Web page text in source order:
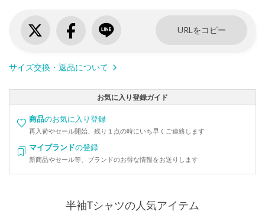
URLをコピー
サイズ交換・返品について
お気に入り登録ガイド
商品のお気に入り登録
再入荷やセール開始、残り１点の時にいち早くご連絡します
マイブランドの登録
新商品やセール等、ブランドのお得な情報をお送りします
半袖Tシャツの人気アイテム